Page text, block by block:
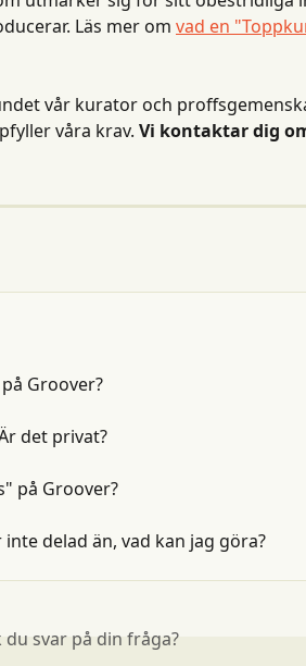
Läs mer om vad en
vår kurator och
våra krav. Vi kontaktar dig
Groover?
det privat?
på Groover?
delad än, vad kan jag göra?
du svar på din fråga?